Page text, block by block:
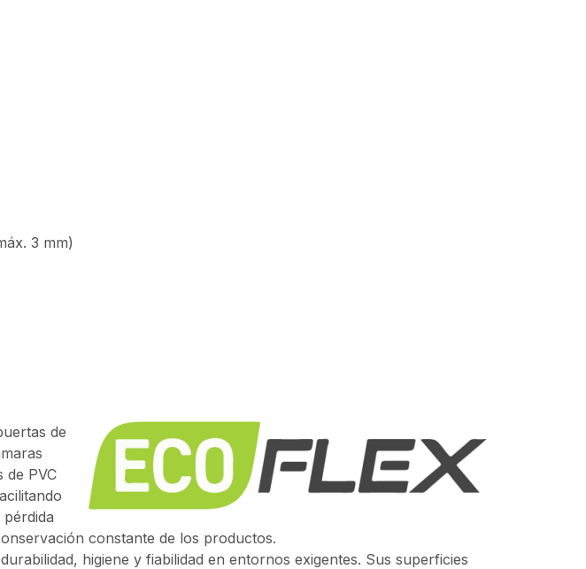
3 mm)
de
de PVC
constante de los productos.
higiene y fiabilidad en entornos exigentes. Sus superficies